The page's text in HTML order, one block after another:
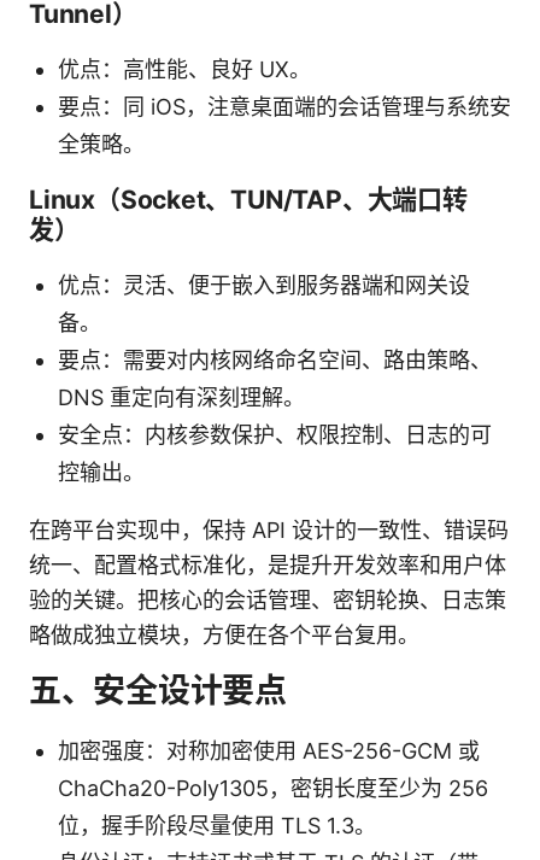
Tunnel）
优点：高性能、良好 UX。
要点：同 iOS，注意桌面端的会话管理与系统安
全策略。
Linux（Socket、TUN/TAP、大端口转
发）
优点：灵活、便于嵌入到服务器端和网关设
备。
要点：需要对内核网络命名空间、路由策略、
DNS 重定向有深刻理解。
安全点：内核参数保护、权限控制、日志的可
控输出。
在跨平台实现中，保持 API 设计的一致性、错误码
统一、配置格式标准化，是提升开发效率和用户体
验的关键。把核心的会话管理、密钥轮换、日志策
略做成独立模块，方便在各个平台复用。
五、安全设计要点
加密强度：对称加密使用 AES-256-GCM 或
ChaCha20-Poly1305，密钥长度至少为 256
位，握手阶段尽量使用 TLS 1.3。